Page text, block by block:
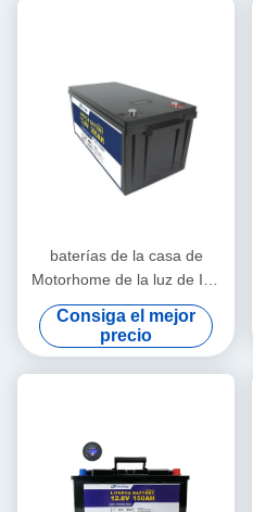
baterías de la casa de
Motorhome de la luz de Ion
Phosphate Battery Pack Led
del litio de 12V 200Ah
Consiga el mejor
precio